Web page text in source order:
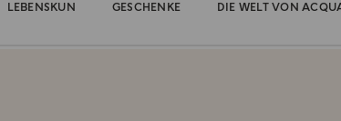
LEBENSKUN GESCHENKE DIE WELT VON